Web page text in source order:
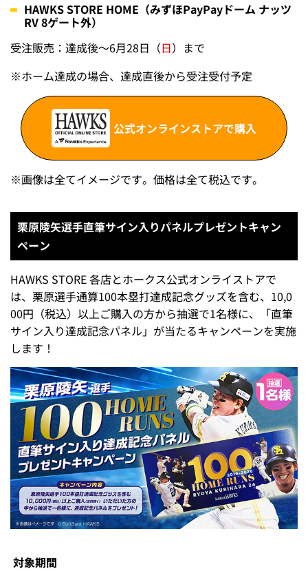
HAWKS STORE HOME（みずほPayPayドーム ナッツ
RV 8ゲート外）
受注販売：達成後～6月28日（日）まで
※ホーム達成の場合、達成直後から受注受付予定
公式オンラインストアで購入
※画像は全てイメージです。価格は全て税込です。
栗原陵矢選手直筆サイン入りパネルプレゼントキャン
ペーン
HAWKS STORE 各店とホークス公式オンライストアで
は、栗原選手通算100本塁打達成記念グッズを含む、10,0
00円（税込）以上ご購入の方から抽選で1名様に、「直筆
サイン入り達成記念パネル」が当たるキャンペーンを実施
します！
対象期間